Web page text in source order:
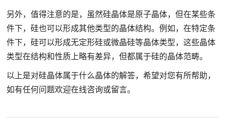
另外，值得注意的是，虽然硅晶体是原子晶体，但在某些条
件下，硅也可以形成其他类型的晶体结构。例如，在特定条
件下，硅可以形成无定形硅或微晶硅等晶体类型，这些晶体
类型在结构和性质上略有差异，但都属于硅的晶体范畴。
以上是对硅晶体属于什么晶体的解答，希望对您有所帮助，
如有任何问题欢迎在线咨询或留言。